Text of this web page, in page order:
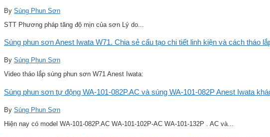
By Súng Phun Sơn
STT Phương pháp tăng độ mịn của sơn Lý do...
Súng phun sơn Anest Iwata W71. Chia sẻ cấu tạo chi tiết linh kiện và cách tháo
By Súng Phun Sơn
Video tháo lắp súng phun sơn W71 Anest Iwata:
Súng phun sơn tự động WA-101-082P.AC và súng WA-101-082P Anest Iwata
By Súng Phun Sơn
Hiện nay có model WA-101-082P.AC WA-101-102P-AC WA-101-132P . AC và...